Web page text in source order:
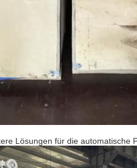
Lösungen für die automatische